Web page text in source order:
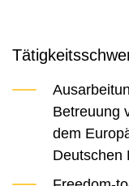
Betreuung
dem
Deutschen